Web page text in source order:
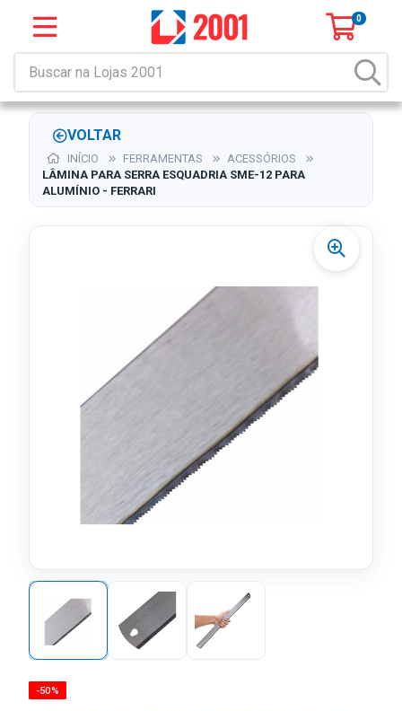
0
VOLTAR
INÍCIO FERRAMENTAS
ACESSÓRIOS
LÂMINA PARA SERRA ESQUADRIA SME-12 PARA
ALUMÍNIO - FERRARI
-50%